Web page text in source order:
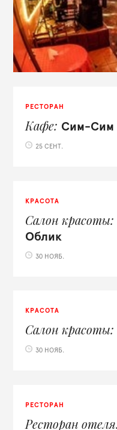
РЕСТОРАН
Кафе Сим-Сим
25 СЕНТ.
КРАСОТА
Салон красоты
Облик
30 НОЯБ.
КРАСОТА
Салон красоты
30 НОЯБ.
РЕСТОРАН
Ресторан отеля